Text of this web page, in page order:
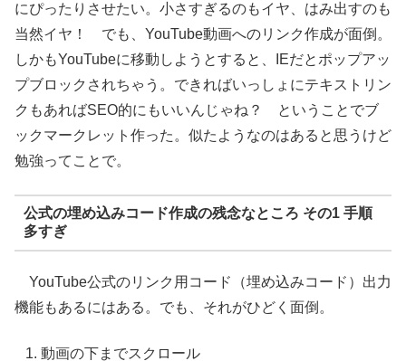
にぴったりさせたい。小さすぎるのもイヤ、はみ出すのも
当然イヤ！ でも、YouTube動画へのリンク作成が面倒。
しかもYouTubeに移動しようとすると、IEだとポップアッ
プブロックされちゃう。できればいっしょにテキストリン
クもあればSEO的にもいいんじゃね？ ということでブ
ックマークレット作った。似たようなのはあると思うけど
勉強ってことで。
公式の埋め込みコード作成の残念なところ その1 手順
多すぎ
YouTube公式のリンク用コード（埋め込みコード）出力
機能もあるにはある。でも、それがひどく面倒。
動画の下までスクロール